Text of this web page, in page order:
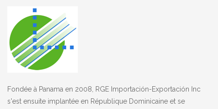
Fondée à Panama en 2008, RGE Importación-Exportación Inc
s'est ensuite implantée en République Dominicaine et se